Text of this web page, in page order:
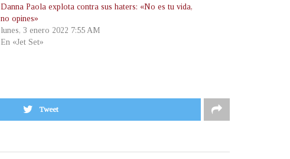
Danna Paola explota contra sus haters: «No es tu vida,
no opines»
lunes, 3 enero 2022 7:55 AM
En «Jet Set»
Tweet